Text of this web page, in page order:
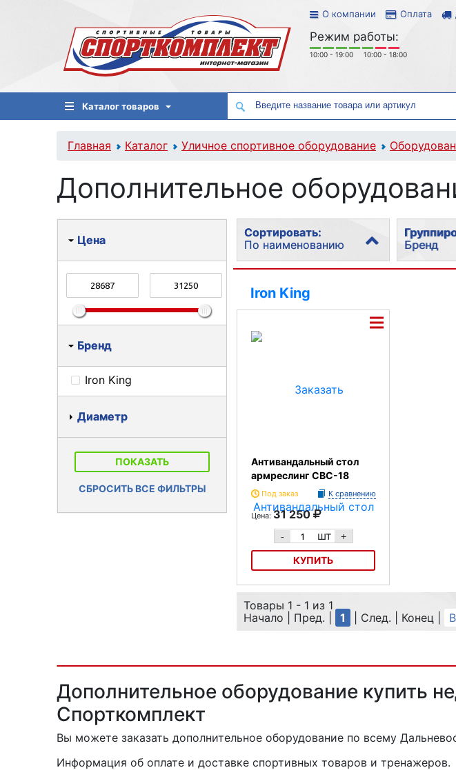
О компании Оплата
Режим работы:
10:00 - 19:00 10:00 - 18:00
Каталог товаров
Главная Каталог Уличное спортивное оборудование
Дополнительное
Цена
Бренд
Iron King
Диаметр
ПОКАЗАТЬ
СБРОСИТЬ ВСЕ ФИЛЬТРЫ
Сортировать:
По наименованию
По
наименованию
По цене
Бренд
Iron King
Антивандальный стол
армреслинг СВС-18
Под заказ К сравнению
Цена: 31 250
- шт +
КУПИТЬ
армреслинг СВС-18
Товары 1 - 1 из 1
Начало | Пред. |
1 | След. | Конец
Дополнительное оборудование купить
Спорткомплект
Вы можете заказать дополнительное оборудование по всему
Информация об оплате и доставке спортивных товаров и тренажеров.